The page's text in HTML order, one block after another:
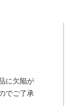
に欠陥が
でご了承